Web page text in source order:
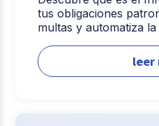
tus obligaciones
multas y automatiza la
leer